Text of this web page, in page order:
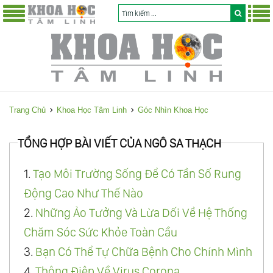
Trang Chủ Khoa Học Tâm Linh Góc Nhìn Khoa Học
TỔNG HỢP BÀI VIẾT CỦA NGÔ SA THẠCH
1. Tạo Môi Trường Sống Để Có Tần Số Rung
Động Cao Như Thế Nào
2. Những Ảo Tưởng Và Lừa Dối Về Hệ Thống
Chăm Sóc Sức Khỏe Toàn Cầu
3. Bạn Có Thể Tự Chữa Bệnh Cho Chính Mình